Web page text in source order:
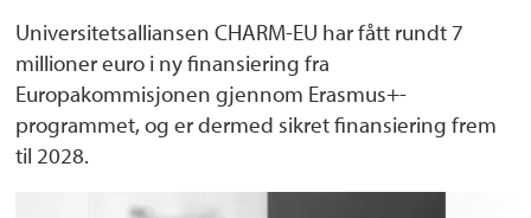
Universitetsalliansen CHARM-EU har fått rundt 7
millioner euro i ny finansiering fra
Europakommisjonen gjennom Erasmus+-
programmet, og er dermed sikret finansiering frem
til 2028.